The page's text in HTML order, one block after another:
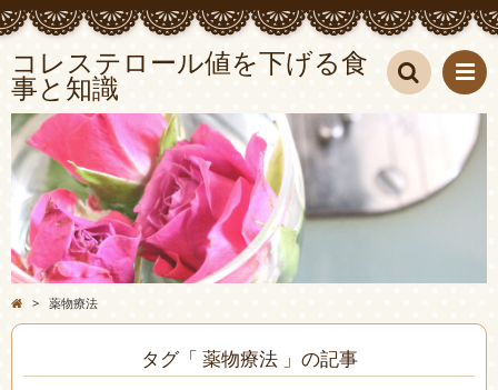
コレステロール値を下げる食
事と知識
> 薬物療法
タグ「 薬物療法 」の記事